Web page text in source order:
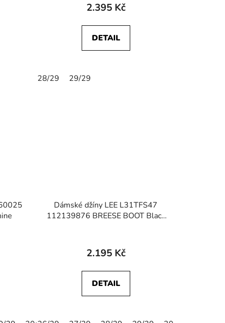
2.395 Kč
DETAIL
28/29 29/29
Dámské džíny LEE L31TFS47
112139876 BREESE BOOT Black
2.195 Kč
DETAIL